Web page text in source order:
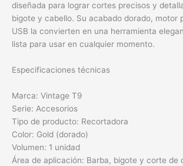
diseñada para lograr cortes precisos y
bigote y cabello. Su acabado dorado, motor
USB la convierten en una herramienta
lista para usar en cualquier momento.
Especificaciones técnicas
Marca: Vintage T9
Serie: Accesorios
Tipo de producto: Recortadora
Color: Gold (dorado)
Volumen: 1 unidad
Área de aplicación: Barba, bigote y corte de